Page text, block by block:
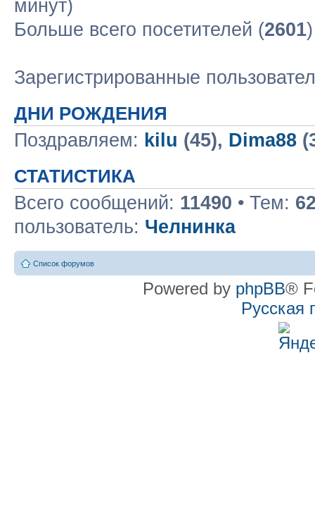
минут)
Больше всего посетителей (2601
Зарегистрированные
ДНИ РОЖДЕНИЯ
Поздравляем: kilu (45), Dima88
СТАТИСТИКА
Всего сообщений: 11490 • Тем:
пользователь: Челнинка
Список форумов
Powered by phpBB®
Русская